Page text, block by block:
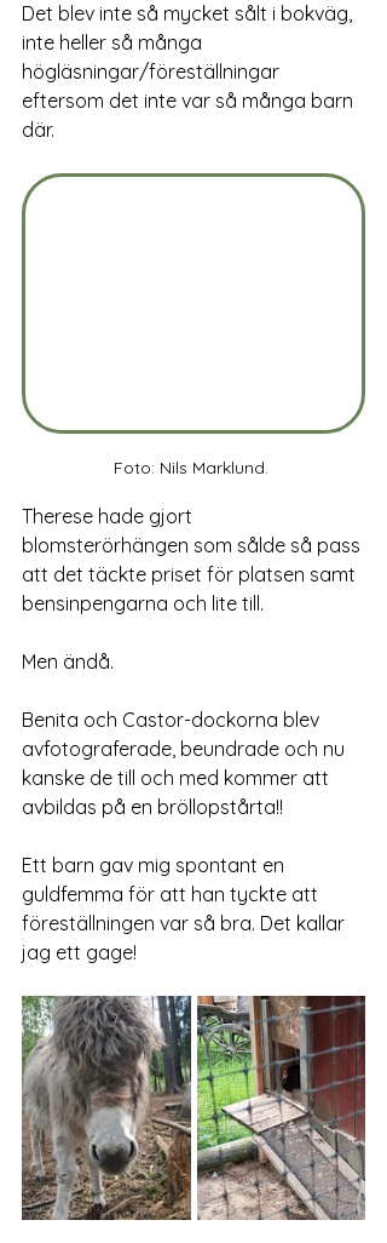
Det blev inte så mycket sålt i bokväg,
inte heller så många
högläsningar/föreställningar
eftersom det inte var så många barn
där.
Foto: Nils Marklund.
Therese hade gjort
blomsterörhängen som sålde så pass
att det täckte priset för platsen samt
bensinpengarna och lite till.
Men ändå.
Benita och Castor-dockorna blev
avfotograferade, beundrade och nu
kanske de till och med kommer att
avbildas på en bröllopstårta!!
Ett barn gav mig spontant en
guldfemma för att han tyckte att
föreställningen var så bra. Det kallar
jag ett gage!